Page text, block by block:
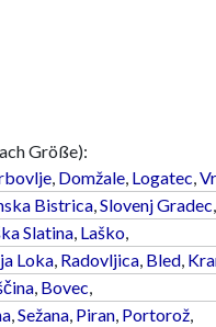
Größe):
, Domžale, Logatec,
Bistrica,Slovenj Gradec,
Slatina, Laško,
Loka, Radovljica, Bled,
, Bovec,
,Sežana, Piran, Portorož,